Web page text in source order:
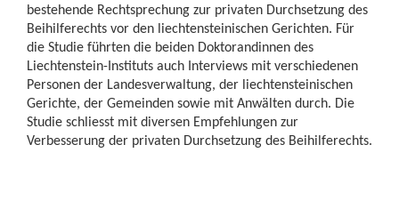
bestehende Rechtsprechung zur privaten Durchsetzung des
Beihilferechts vor den liechtensteinischen Gerichten. Für
die Studie führten die beiden Doktorandinnen des
Liechtenstein-Instituts auch Interviews mit verschiedenen
Personen der Landesverwaltung, der liechtensteinischen
Gerichte, der Gemeinden sowie mit Anwälten durch. Die
Studie schliesst mit diversen Empfehlungen zur
Verbesserung der privaten Durchsetzung des Beihilferechts.